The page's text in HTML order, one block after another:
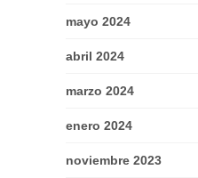
mayo 2024
abril 2024
marzo 2024
enero 2024
noviembre 2023